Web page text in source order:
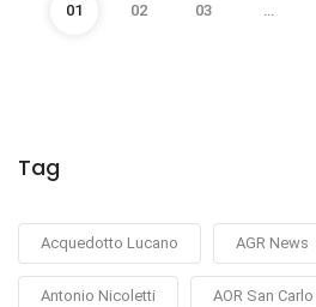
01 02 03 …
Tag
Acquedotto Lucano AGR News
Antonio Nicoletti AOR San Carlo